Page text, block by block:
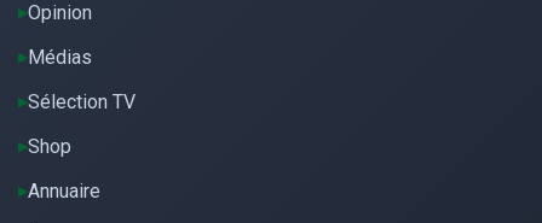
Opinion
Médias
Sélection TV
Shop
Annuaire